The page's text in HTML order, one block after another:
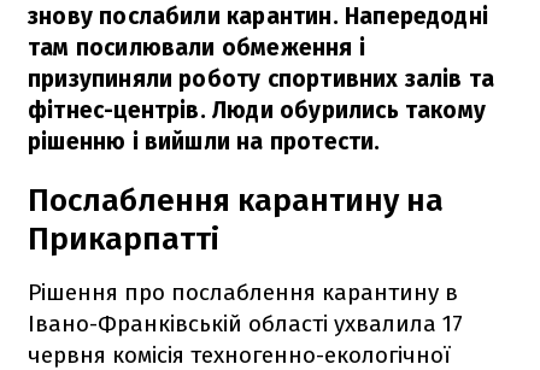
знову послабили карантин. Напередодні
там посилювали обмеження і
призупиняли роботу спортивних залів та
фітнес-центрів. Люди обурились такому
рішенню і вийшли на протести.
Послаблення карантину на
Прикарпатті
Рішення про послаблення карантину в
Івано-Франківській області ухвалила 17
червня комісія техногенно-екологічної